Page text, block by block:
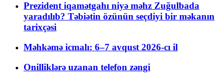
Prezident iqamətgahı niyə məhz Zuğulbada
yaradılıb? Təbiətin özünün seçdiyi bir məkanın
tarixçəsi
Məhkəmə icmalı: 6–7 avqust 2026-cı il
Onilliklərə uzanan telefon zəngi